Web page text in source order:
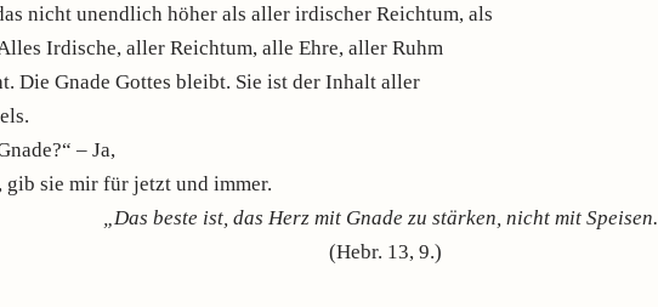
nicht unendlich höher als aller irdischer Reichtum, als
Irdische, aller Reichtum, alle Ehre, aller Ruhm
Die Gnade Gottes bleibt. Sie ist der Inhalt aller
– Ja,
gib sie mir für jetzt und immer.
„Das beste ist, das Herz mit Gnade zu stärken, nicht mit
(Hebr. 13, 9.)